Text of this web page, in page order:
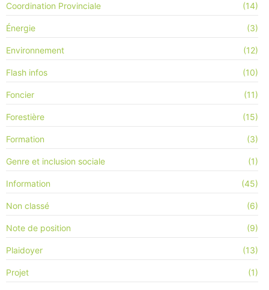
Coordination Provinciale (14)
Énergie (3)
Environnement (12)
Flash infos (10)
Foncier (11)
Forestière (15)
Formation (3)
Genre et inclusion sociale (1)
Information (45)
Non classé (6)
Note de position (9)
Plaidoyer (13)
Projet (1)